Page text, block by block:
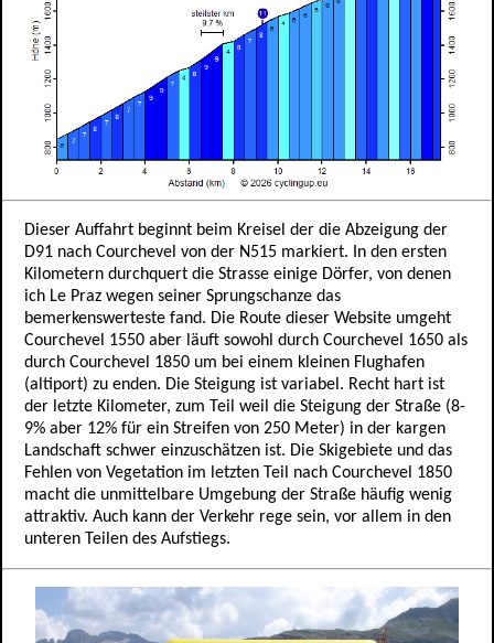
Dieser Auffahrt beginnt beim Kreisel der die Abzeigung der
D91 nach Courchevel von der N515 markiert. In den ersten
Kilometern durchquert die Strasse einige Dörfer, von denen
ich Le Praz wegen seiner Sprungschanze das
bemerkenswerteste fand. Die Route dieser Website umgeht
Courchevel 1550 aber läuft sowohl durch Courchevel 1650 als
durch Courchevel 1850 um bei einem kleinen Flughafen
(altiport) zu enden. Die Steigung ist variabel. Recht hart ist
der letzte Kilometer, zum Teil weil die Steigung der Straße (8-
9% aber 12% für ein Streifen von 250 Meter) in der kargen
Landschaft schwer einzuschätzen ist. Die Skigebiete und das
Fehlen von Vegetation im letzten Teil nach Courchevel 1850
macht die unmittelbare Umgebung der Straße häufig wenig
attraktiv. Auch kann der Verkehr rege sein, vor allem in den
unteren Teilen des Aufstiegs.